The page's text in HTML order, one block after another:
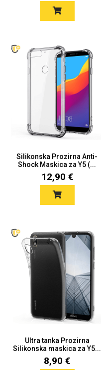
Silikonska Prozirna Anti-
Shock Maskica za Y5 (...
12,90 €
Ultra tanka Prozirna
Silikonska maskica za Y5...
8,90 €
Quotes Collection
Monogrami